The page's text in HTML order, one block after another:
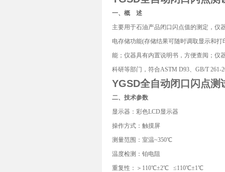
一、概 述
主要用于石油产品闭口闪点值的测定，仪
电存储功能(存储结果可随时调取显示和
能；仪器具有内置说明书，方便查阅；仪
科研等部门，符合ASTM D93、GB/T 261-
YGSD全自动闭口闪点测
二、技术参数
显示器：彩色LCD显示器
操作方式：触摸屏
测量范围：室温~350℃
温度检测：铂电阻
重复性：＞110℃±2℃ ≤110℃±1℃